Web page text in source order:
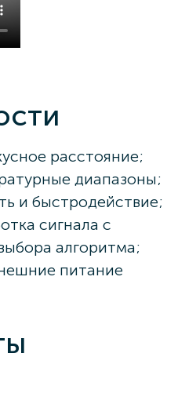
расстояние;
диапазоны;
и быстродействие;
сигнала с
алгоритма;
питание